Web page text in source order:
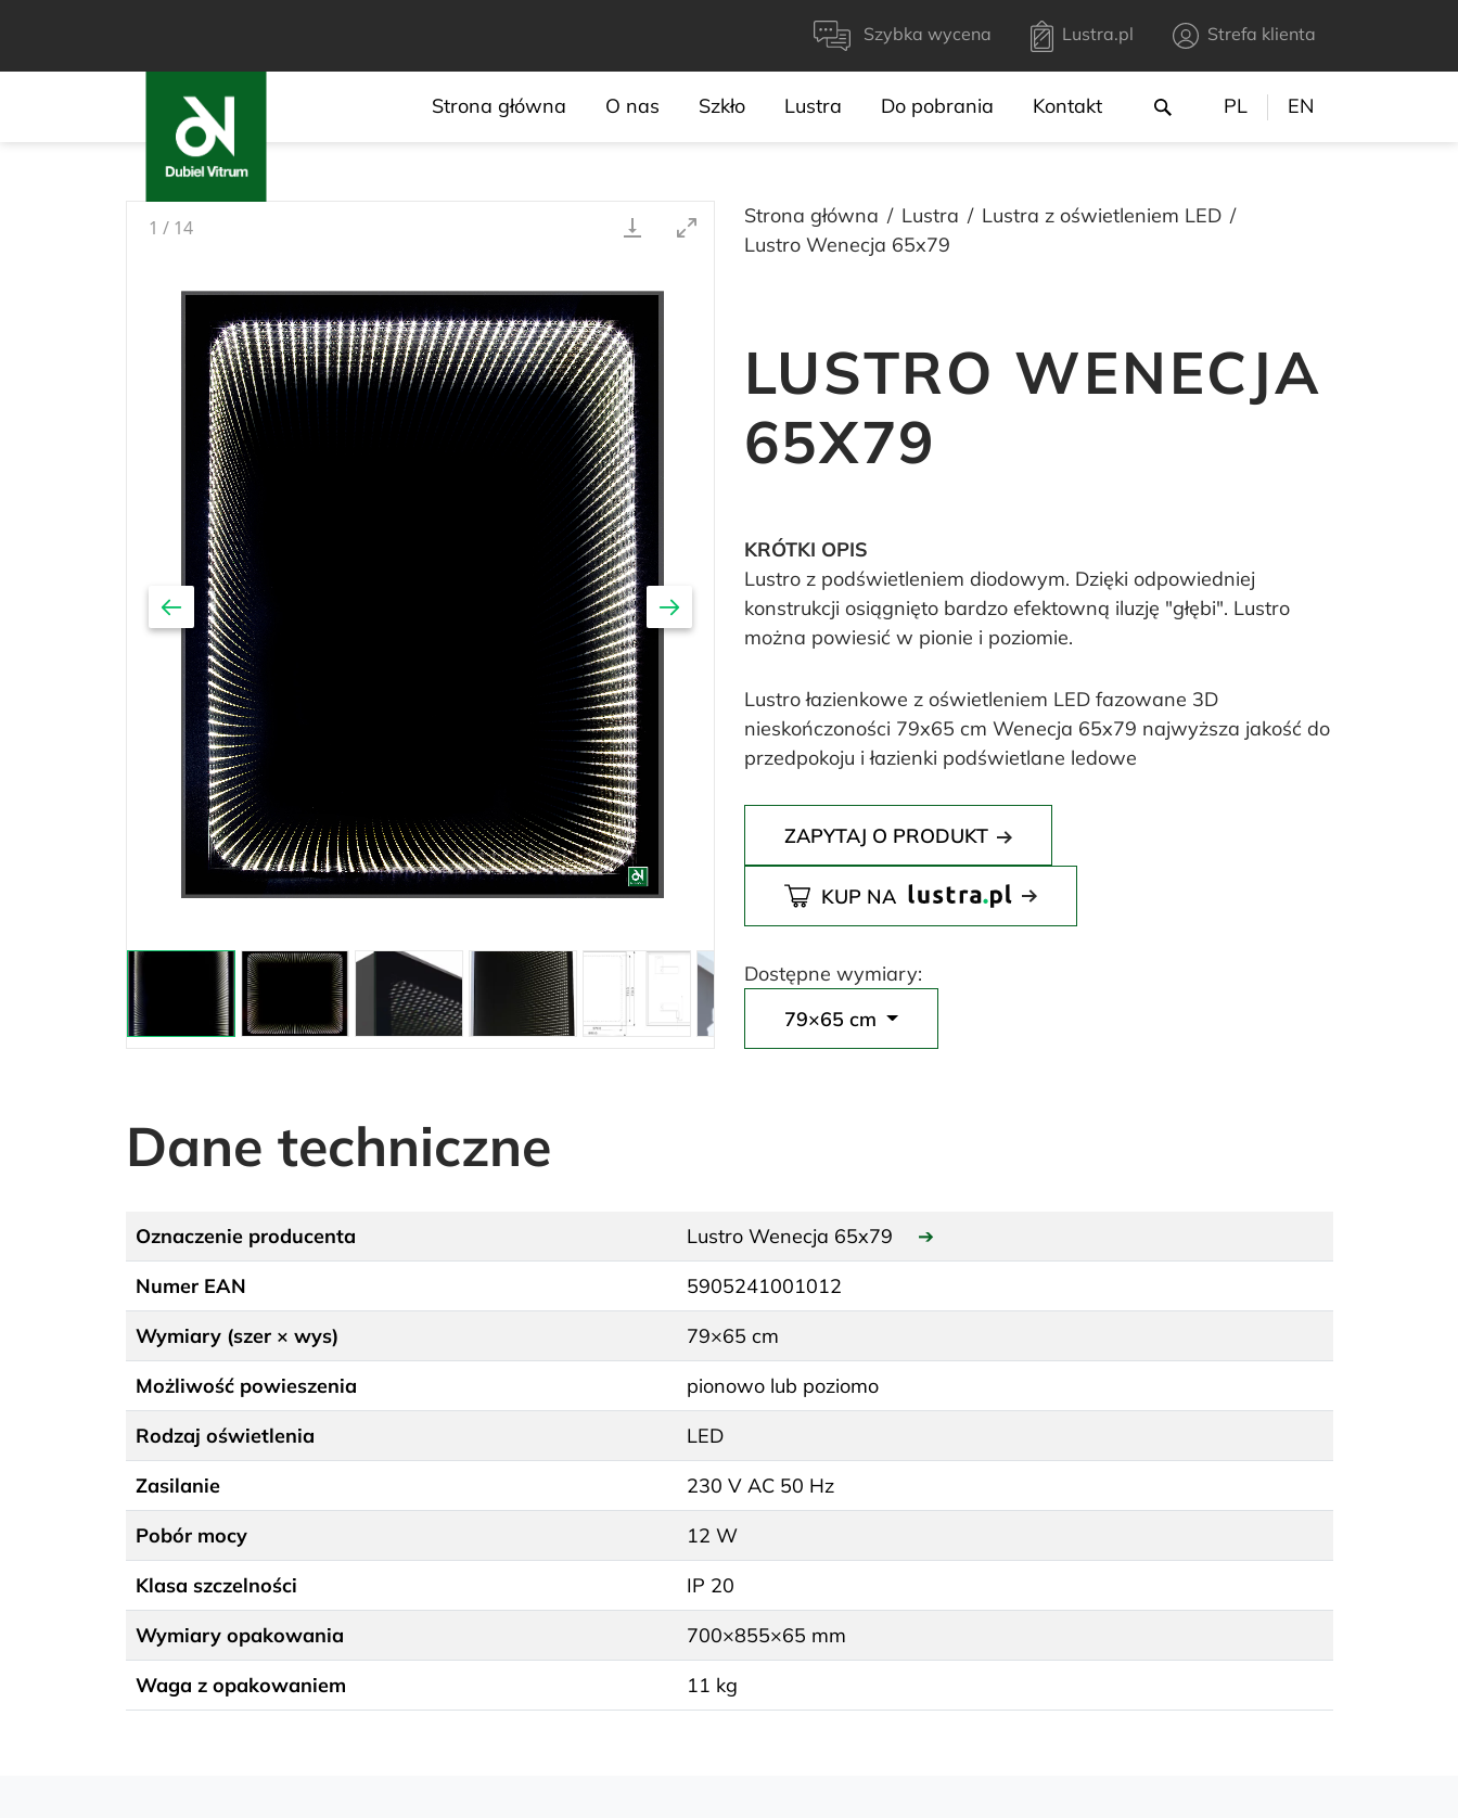
Szybka wycena Lustra.pl Strefa klienta
Strona główna O nas Szkło Lustra Do pobrania Kontakt PL EN
1 / 14 Strona główna Lustra
Lustra z oświetleniem LED
Lustro Wenecja 65x79
LUSTRO WENECJA
65X79
KRÓTKI OPIS
Lustro z podświetleniem diodowym. Dzięki odpowiedniej
konstrukcji osiągnięto bardzo efektowną iluzję "głębi". Lustro
można powiesić w pionie i poziomie.
Lustro łazienkowe z oświetleniem LED fazowane 3D
nieskończoności 79x65 cm Wenecja 65x79 najwyższa jakość do
przedpokoju i łazienki podświetlane ledowe
ZAPYTAJ O PRODUKT
KUP NA
Dostępne wymiary:
79×65 cm
Dane techniczne
Oznaczenie producenta Lustro Wenecja 65x79
➔
Numer EAN
5905241001012
Wymiary (szer × wys)
79×65 cm
Możliwość powieszenia
pionowo lub poziomo
Rodzaj oświetlenia
LED
Zasilanie
230 V AC 50 Hz
Pobór mocy
12 W
Klasa szczelności
IP 20
Wymiary opakowania
700×855×65 mm
Waga z opakowaniem
11 kg